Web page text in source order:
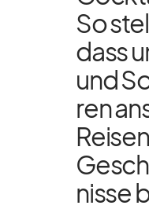
So
dass
und
ren
nisse